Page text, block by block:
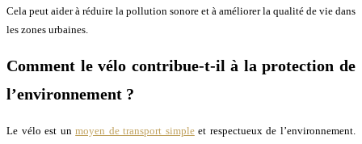
Cela peut aider à réduire la pollution sonore et à améliorer la qualité de vie dans
les zones urbaines.
Comment le vélo contribue-t-il à la protection de
l’environnement ?
Le vélo est unmoyen de transport simpleet respectueux de l’environnement.